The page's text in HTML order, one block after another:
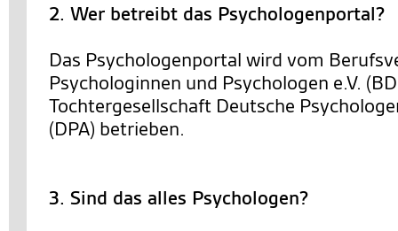
2. Wer betreibt das Psychologenportal?
Das Psychologenportal wird vom
Psychologinnen und Psychologen e.V.
Tochtergesellschaft Deutsche
(DPA) betrieben.
3. Sind das alles Psychologen?